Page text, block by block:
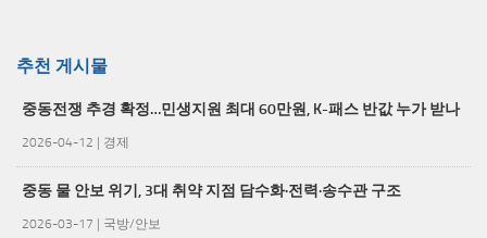
추천 게시물
중동전쟁 추경 확정…민생지원 최대 60만원, K-패스 반값 누가 받나
2026-04-12 | 경제
중동 물 안보 위기, 3대 취약 지점 담수화·전력·송수관 구조
2026-03-17 | 국방/안보